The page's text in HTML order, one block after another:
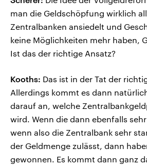
man die Geldschöpfung wirklich
Zentralbanken ansiedelt und
keine Möglichkeiten mehr haben,
Ist das der richtige Ansatz?
Kooths: Das ist in der Tat der
Allerdings kommt es dann
darauf an, welche
wird. Wenn die dann ebenfalls
wenn also die Zentralbank sehr
der Geldmenge zulässt, dann
gewonnen. Es kommt dann ganz